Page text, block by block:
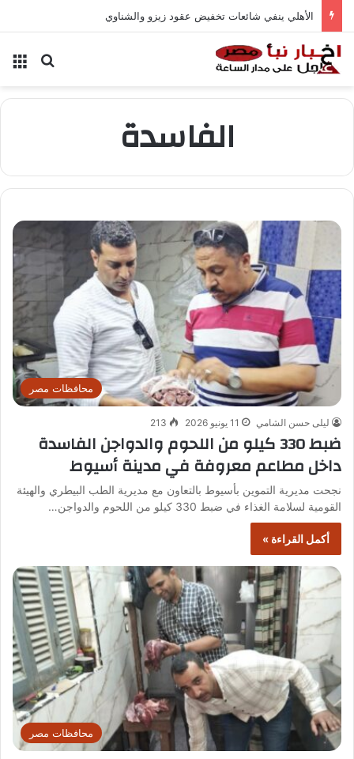
الأهلي ينفي شائعات تخفيض عقود زيزو والشناوي
بحث
الفاسدة
محافظات مصر
ليلى حسن الشامي 11 يونيو 2026 213
ضبط 330 كيلو من اللحوم والدواجن الفاسدة
داخل مطاعم معروفة في مدينة أسيوط
نجحت مديرية التموين بأسيوط بالتعاون مع مديرية الطب البيطري والهيئة
القومية لسلامة الغذاء في ضبط 330 كيلو من اللحوم والدواجن…
أكمل القراءة »
محافظات مصر